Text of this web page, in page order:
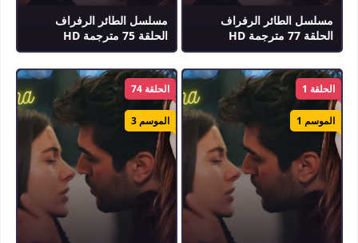
مسلسل الطائر الرفراف
الحلقة 77 مترجمة HD
مسلسل الطائر الرفراف
الحلقة 75 مترجمة HD
الحلقة 1
الموسم 1
الحلقة 74
الموسم 3